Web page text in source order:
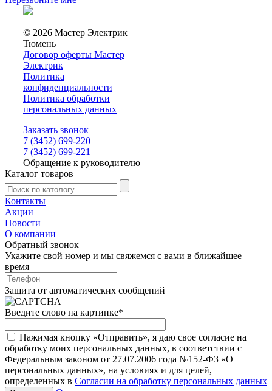
© 2026 Мастер Электрик
Тюмень
Договор оферты Мастер
Электрик
Политика
конфиденциальности
Политика обработки
персональных данных
Заказать звонок
7 (3452) 699-220
7 (3452) 699-221
Обращение к руководителю
Каталог товаров
Контакты
Акции
Новости
О компании
Обратный звонок
Укажите свой номер и мы свяжемся с вами в ближайшее
время
Защита от автоматических сообщений
Введите слово на картинке*
Нажимая кнопку «Отправить», я даю свое согласие на
обработку моих персональных данных, в соответствии с
Федеральным законом от 27.07.2006 года №152-ФЗ «О
персональных данных», на условиях и для целей,
определенных в Согласии на обработку персональных данных